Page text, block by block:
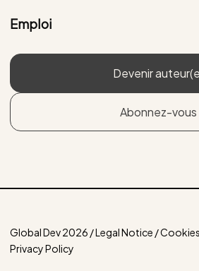
Emploi
Devenir
Abonnez-vous
Global Dev 2026 / Legal Notice /
Privacy Policy